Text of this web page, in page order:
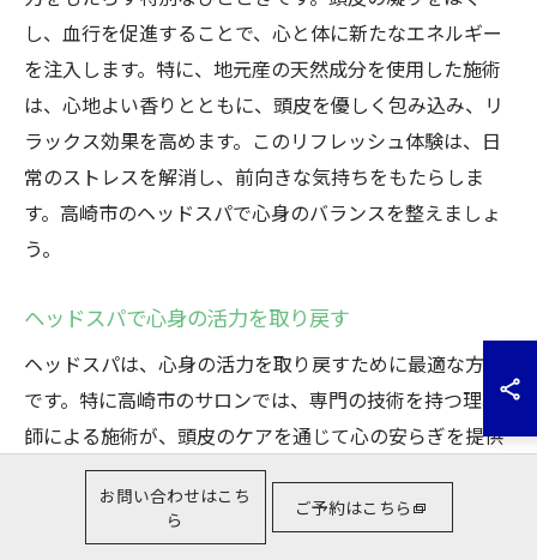
し、血行を促進することで、心と体に新たなエネルギー
を注入します。特に、地元産の天然成分を使用した施術
は、心地よい香りとともに、頭皮を優しく包み込み、リ
ラックス効果を高めます。このリフレッシュ体験は、日
常のストレスを解消し、前向きな気持ちをもたらしま
す。高崎市のヘッドスパで心身のバランスを整えましょ
う。
ヘッドスパで心身の活力を取り戻す
ヘッドスパは、心身の活力を取り戻すために最適な方法
です。特に高崎市のサロンでは、専門の技術を持つ理容
師による施術が、頭皮のケアを通じて心の安らぎを提供
します。頭皮の血行を促進し、凝り固まった筋肉をほぐ
すことで、リフレッシュ効果を実感できます。また、施
術後には髪に自然なツヤが生まれ、健康的な状態に導か
お問い合わせはこち
ら
ご予約はこちら